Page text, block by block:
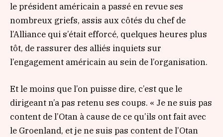
le président américain a passé en revue ses
nombreux griefs, assis aux côtés du chef de
l’Alliance qui s’était efforcé, quelques heures plus
tôt, de rassurer des alliés inquiets sur
l’engagement américain au sein de l’organisation.
Et le moins que l’on puisse dire, c’est que le
dirigeant n’a pas retenu ses coups. « Je ne suis pas
content de l’Otan à cause de ce qu’ils ont fait avec
le Groenland, et je ne suis pas content de l’Otan